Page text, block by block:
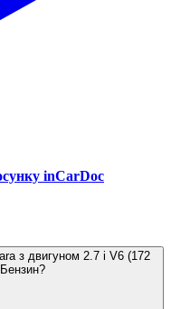
inCarDoc
з двигуном 2.7 i V6 (172